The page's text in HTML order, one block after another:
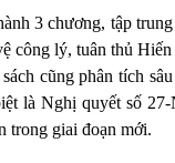
3 chương, tập
công lý, tuân thủ
cũng phân tích
là Nghị quyết số
trong giai đoạn mới.